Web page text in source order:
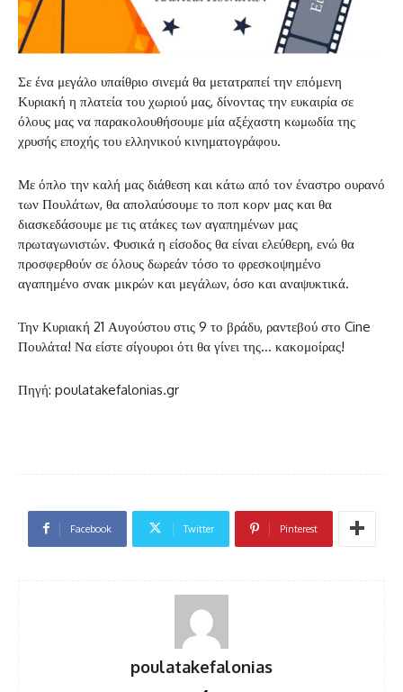
Σε ένα μεγάλο υπαίθριο σινεμά θα μετατραπεί την επόμενη
Κυριακή η πλατεία του χωριού μας, δίνοντας την ευκαιρία σε
όλους μας να παρακολουθήσουμε μία αξέχαστη κωμωδία της
χρυσής εποχής του ελληνικού κινηματογράφου.
Με όπλο την καλή μας διάθεση και κάτω από τον έναστρο ουρανό
των Πουλάτων, θα απολαύσουμε το ποπ κορν μας και θα
διασκεδάσουμε με τις ατάκες των αγαπημένων μας
πρωταγωνιστών. Φυσικά η είσοδος θα είναι ελεύθερη, ενώ θα
προσφερθούν σε όλους δωρεάν τόσο το φρεσκοψημένο
αγαπημένο σνακ μικρών και μεγάλων, όσο και αναψυκτικά.
Την Κυριακή 21 Αυγούστου στις 9 το βράδυ, ραντεβού στο Cine
Πουλάτα! Να είστε σίγουροι ότι θα γίνει της… κακομοίρας!
Πηγή: poulatakefalonias.gr
Facebook Twitter Pinterest
poulatakefalonias